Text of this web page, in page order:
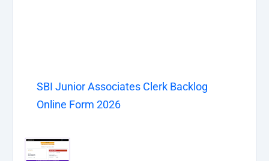
SBI Junior Associates Clerk Backlog
Online Form 2026